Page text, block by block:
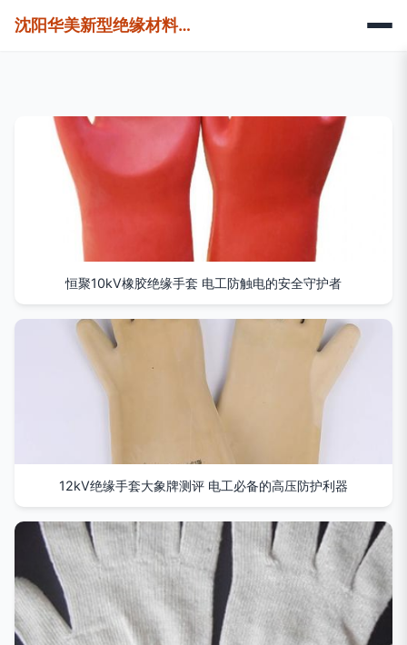
沈阳华美新型绝缘材料有限责任公司
恒聚10kV橡胶绝缘手套 电工防触电的安全守护者
12kV绝缘手套大象牌测评 电工必备的高压防护利器